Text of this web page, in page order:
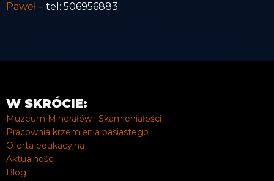
Paweł– tel: 506956883
W SKRÓCIE:
Muzeum Minerałów i Skamieniałości
Pracownia krzemienia pasiastego
Oferta edukacyjna
Aktualności
Blog